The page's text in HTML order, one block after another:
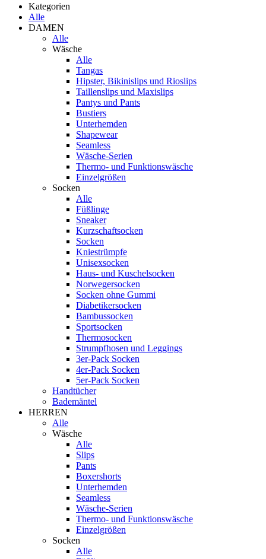
Kategorien
Alle
DAMEN
Alle
Wäsche
Alle
Tangas
Hipster, Bikinislips und Rioslips
Taillenslips und Maxislips
Pantys und Pants
Bustiers
Unterhemden
Shapewear
Seamless
Wäsche-Serien
Thermo- und Funktionswäsche
Einzelgrößen
Socken
Alle
Füßlinge
Sneaker
Kurzschaftsocken
Socken
Kniestrümpfe
Unisexsocken
Haus- und Kuschelsocken
Norwegersocken
Socken ohne Gummi
Diabetikersocken
Bambussocken
Sportsocken
Thermosocken
Strumpfhosen und Leggings
3er-Pack Socken
4er-Pack Socken
5er-Pack Socken
Handtücher
Bademäntel
HERREN
Alle
Wäsche
Alle
Slips
Pants
Boxershorts
Unterhemden
Seamless
Wäsche-Serien
Thermo- und Funktionswäsche
Einzelgrößen
Socken
Alle